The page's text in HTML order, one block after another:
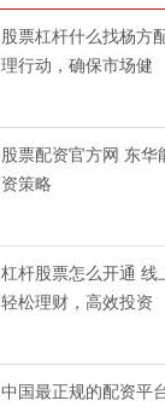
股票杠杆什么找杨方
理行动，确保市场健
股票配资官方网 东
资策略
杠杆股票怎么开通 线
轻松理财，高效投资
中国最正规的配资平